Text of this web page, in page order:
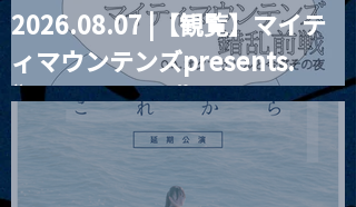
MoonRomantic
Channel1周年記念Live
2026.08.07 |【観覧】マイテ
ィマウンテンズpresents.
“HALL-IN-ONE”